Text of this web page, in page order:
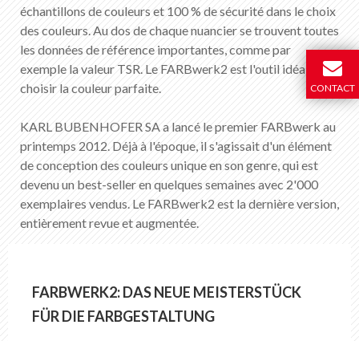
échantillons de couleurs et 100 % de sécurité dans le choix
des couleurs. Au dos de chaque nuancier se trouvent toutes
les données de référence importantes, comme par
exemple la valeur TSR. Le FARBwerk2 est l'outil idéal pour
choisir la couleur parfaite.
KARL BUBENHOFER SA a lancé le premier FARBwerk au
printemps 2012. Déjà à l'époque, il s'agissait d'un élément
de conception des couleurs unique en son genre, qui est
devenu un best-seller en quelques semaines avec 2'000
exemplaires vendus. Le FARBwerk2 est la dernière version,
entièrement revue et augmentée.
FARBWERK2: DAS NEUE MEISTERSTÜCK
FÜR DIE FARBGESTALTUNG
CONTACT